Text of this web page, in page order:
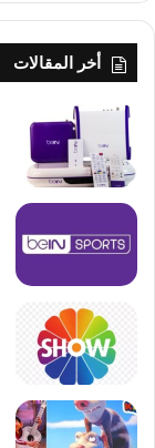
أخر المقالات